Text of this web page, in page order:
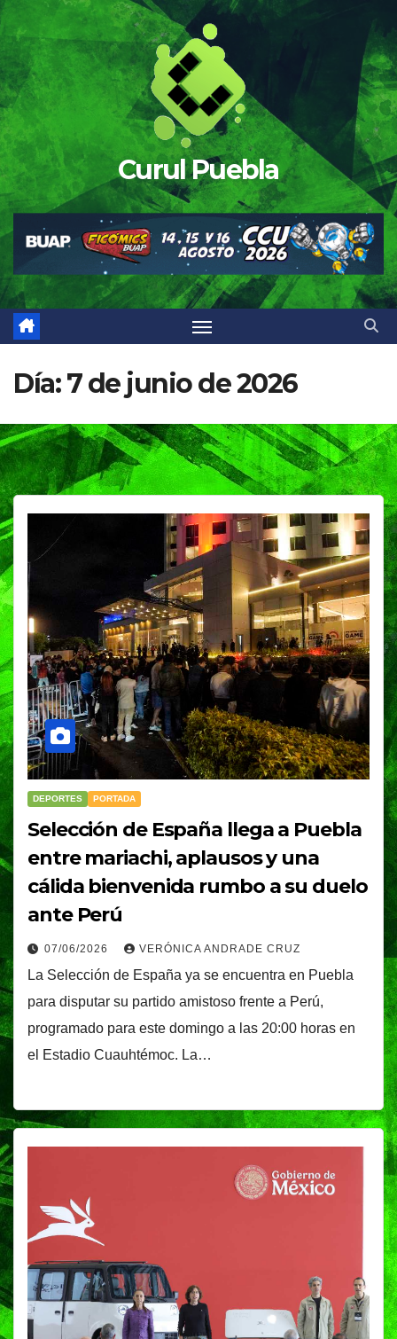
Saltar
al
contenido
Curul Puebla
Día:7 de junio de 2026
DEPORTES PORTADA
Selección de España llega a Puebla
entre mariachi, aplausos y una
cálida bienvenida rumbo a su duelo
ante Perú
07/06/2026 VERÓNICA ANDRADE CRUZ
La Selección de España ya se encuentra en Puebla
para disputar su partido amistoso frente a Perú,
programado para este domingo a las 20:00 horas en
el Estadio Cuauhtémoc. La…